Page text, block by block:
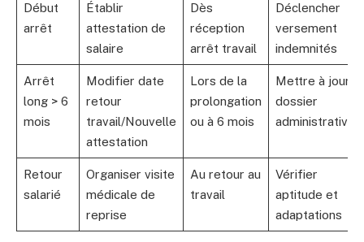
Début
arrêt
Établir
attestation de
salaire
Dès
réception
arrêt travail
Déclencher
versement
indemnités
Arrêt
long > 6
mois
Modifier date
retour
travail/Nouvelle
attestation
Lors de la
prolongation
ou à 6 mois
Mettre à jour
dossier
administrative
Retour
salarié
Organiser visite
médicale de
reprise
Au retour au
travail
Vérifier
aptitude et
adaptations